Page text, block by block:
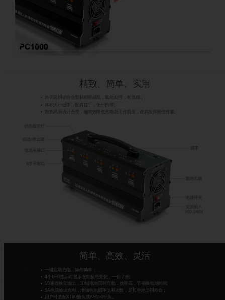
精致、简单、实用
外壳采用铝合金型材精密成型，氧化处理，有质感；
体积大小适中，配有提手，便于携带;
散热风扇设计合理，能有效降低充电器工作温度，使其发挥最佳性能;
简单、高效、灵活
一键启动充电，操作简单；
4个LED指示灯显示充电状态变化，一目了然;
10通道独立输出，10组电池同时充电，效率高，节省换电池时间;
5A电流输出充电，增加电池循环使用次数，延长电池使用寿命；
用户可选配XT90插头或AS150插头。